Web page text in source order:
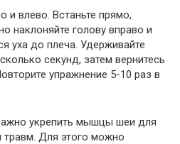
и влево. Встаньте прямо,
наклоняйте голову вправо и
уха до плеча. Удерживайте
секунд, затем вернитесь
упражнение 5-10 раз в
укрепить мышцы шеи для
Для этого можно